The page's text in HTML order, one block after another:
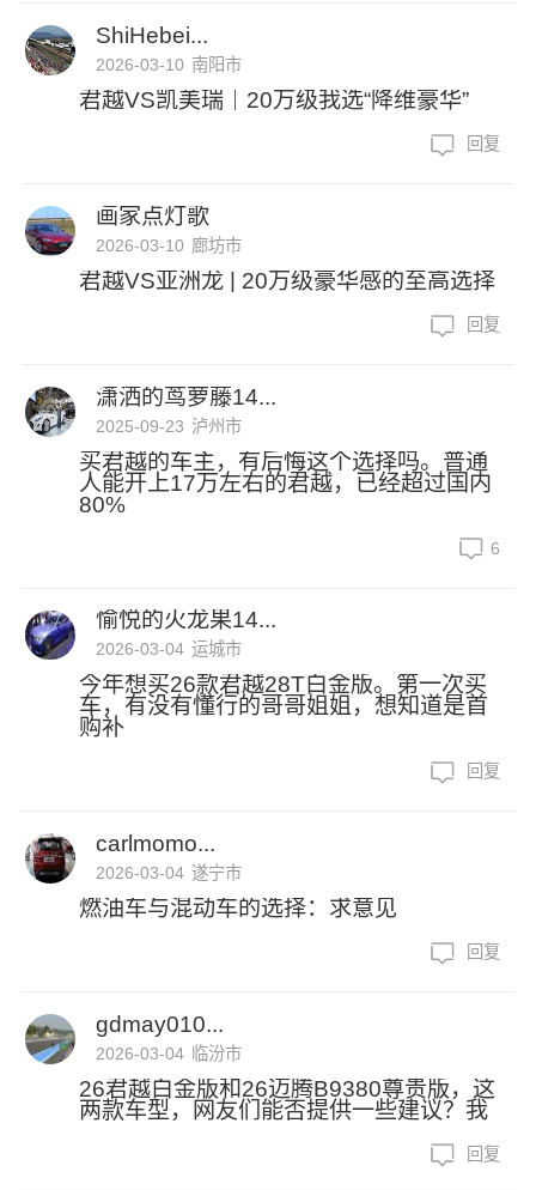
ShiHebei...
2026-03-10 南阳市
君越VS凯美瑞｜20万级我选“降维豪华”
回复
画家点灯歌
2026-03-10 廊坊市
君越VS亚洲龙 | 20万级豪华感的至高选择
回复
潇洒的茑萝藤14...
2025-09-23 泸州市
买君越的车主，有后悔这个选择吗。普通
人能开上17万左右的君越，已经超过国内
80%
6
愉悦的火龙果14...
2026-03-04 运城市
今年想买26款君越28T白金版。第一次买
车，有没有懂行的哥哥姐姐，想知道是首
购补
回复
carlmomo...
2026-03-04 遂宁市
燃油车与混动车的选择：求意见
回复
gdmay010...
2026-03-04 临汾市
26君越白金版和26迈腾B9380尊贵版，这
两款车型，网友们能否提供一些建议？我
回复